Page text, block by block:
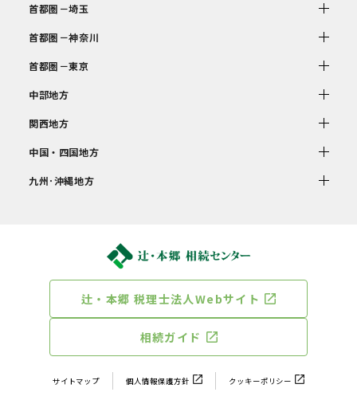
首都圏－埼玉
首都圏－神奈川
首都圏－東京
中部地方
関西地方
中国・四国地方
九州･沖縄地方
辻・本郷 税理士法人Webサイト
相続ガイド
サイトマップ 個人情報保護方針 クッキーポリシー